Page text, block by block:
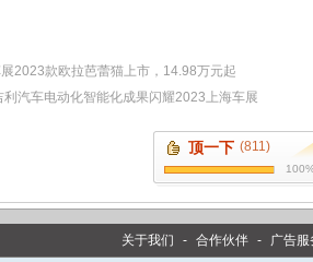
展2023款欧拉芭蕾猫上市，14.98万元起
利汽车电动化智能化成果闪耀2023上海车展
顶一下 (811)
关于我们 - 合作伙伴 - 广告服